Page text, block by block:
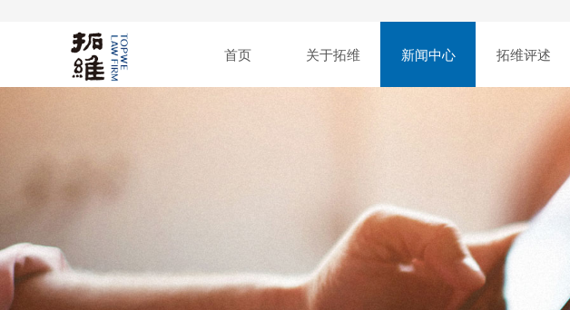
首页 关于拓维 新闻中心 拓维评述